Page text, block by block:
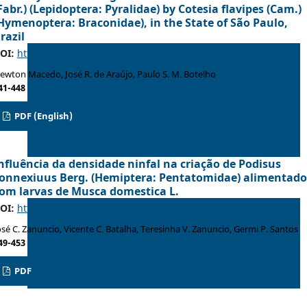
(Lepidoptera: Pyralidae) by Cotesia flavipes (Cam.)
Braconidae), in the State of São Paulo,
https://doi.org/10.37486/0301-8059.v22i3.874
Macedo, José R. de Araújo, Paulo S. M. Botelho
448
PDF (English)
da densidade ninfal na criação de Podisus
Berg. (Hemiptera: Pentatomidae) alimentado
larvas de Musca domestica L.
https://doi.org/10.37486/0301-8059.v22i3.875
C. Zanuncio, Vicente C. Batalha, Teresinha V. Zanuncio, Germi P. Santos
453
PDF